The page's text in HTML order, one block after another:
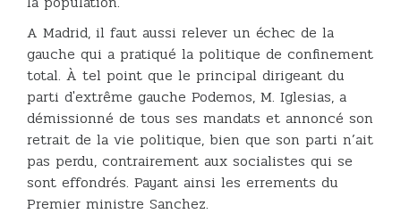
A Madrid, il faut aussi relever un échec de la
gauche qui a pratiqué la politique de confinement
total. À tel point que le principal dirigeant du
parti d'extrême gauche Podemos, M. Iglesias, a
démissionné de tous ses mandats et annoncé son
retrait de la vie politique, bien que son parti n’ait
pas perdu, contrairement aux socialistes qui se
sont effondrés. Payant ainsi les errements du
Premier ministre Sanchez.